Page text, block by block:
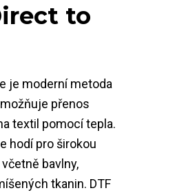
to
je moderní metoda
přenos
textil pomocí tepla.
hodí pro širokou
bavlny,
tkanin. DTF